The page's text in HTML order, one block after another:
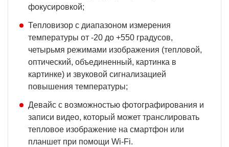
фокусировкой;
Тепловизор с диапазоном измерения
температуры от -20 до +550 градусов,
четырьмя режимами изображения (тепловой,
оптический, объединенный, картинка в
картинке) и звуковой сигнализацией
повышения температуры;
Девайс с возможностью фотографирования и
записи видео, который может транслировать
тепловое изображение на смартфон или
планшет при помощи Wi-Fi.